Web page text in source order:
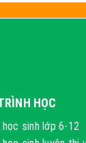
HỌC
học sinh lớp 6-12